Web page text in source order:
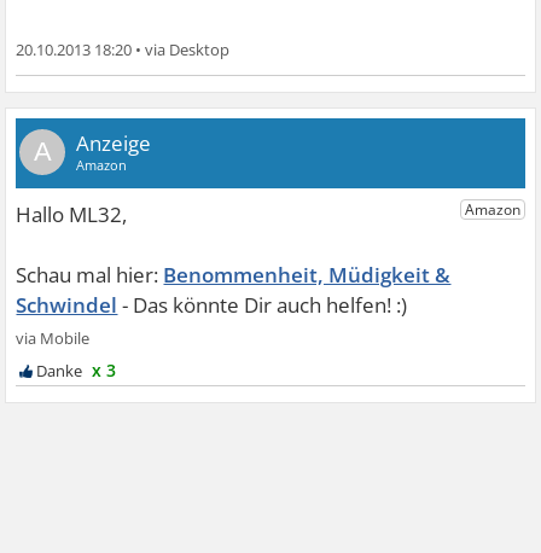
20.10.2013 18:20 •
A
Benommenheit, Müdigkeit &
Schwindel
x 3